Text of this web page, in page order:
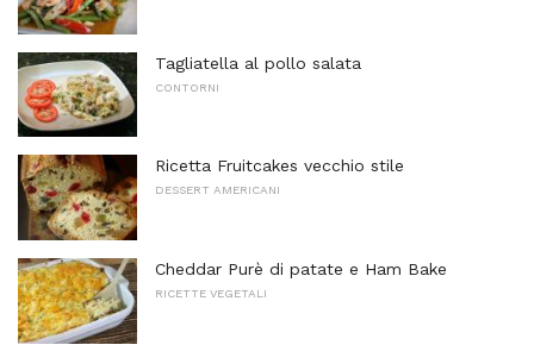
Tagliatella al pollo salata
CONTORNI
Ricetta Fruitcakes vecchio stile
DESSERT AMERICANI
Cheddar Purè di patate e Ham Bake
RICETTE VEGETALI